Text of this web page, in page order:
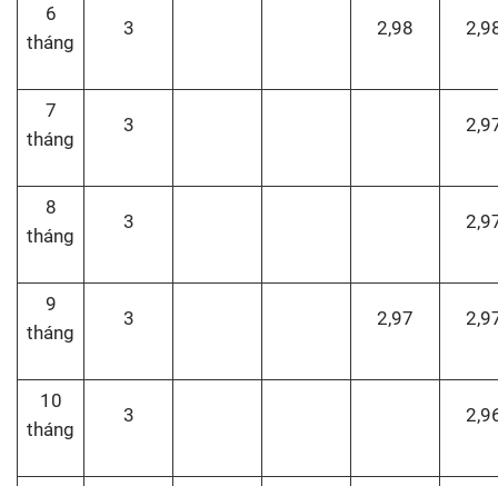
6
tháng
3 2,98
7
tháng
3
8
tháng
3
9
tháng
3 2,97
10
tháng
3